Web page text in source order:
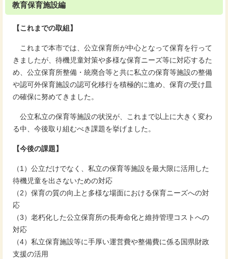
教育保育施設編
【これまでの取組】
これまで本市では、公立保育所が中心となって保育を行って
きましたが、待機児童対策や多様な保育ニーズ等に対応するた
め、公立保育所整備・統廃合等と共に私立の保育等施設の整備
や認可外保育施設の認可化移行を積極的に進め、保育の受け皿
の確保に努めてきました。
公立私立の保育等施設の状況が、これまで以上に大きく変わ
る中、今後取り組むべき課題を挙げました。
【今後の課題】
（1）公立だけでなく、私立の保育等施設を最大限に活用した
待機児童を出さないための対応
（2）保育の質の向上と多様な場面における保育ニーズへの対
応
（3）老朽化した公立保育所の長寿命化と維持管理コストへの
対応
（4）私立保育施設等に手厚い運営費や整備費に係る国県財政
支援の活用